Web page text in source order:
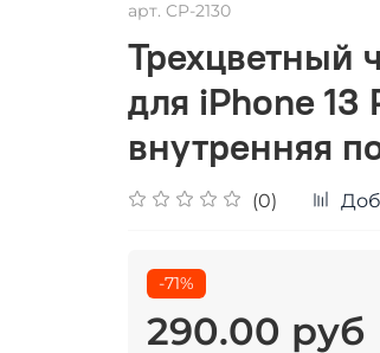
арт. CP-2130
Трехцветный
для iPhone 13
внутренняя
(0)
-71%
290.00 руб